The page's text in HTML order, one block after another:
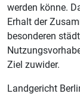
werden könne.
Erhalt der
besonderen
Ziel zuwider.
Landgericht